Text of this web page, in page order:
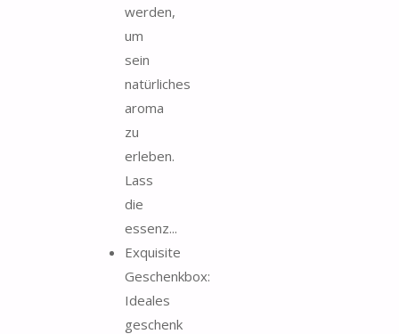
werden,
um
sein
natürliches
aroma
zu
erleben.
Lass
die
essenz...
Exquisite
Geschenkbox:
Ideales
geschenk